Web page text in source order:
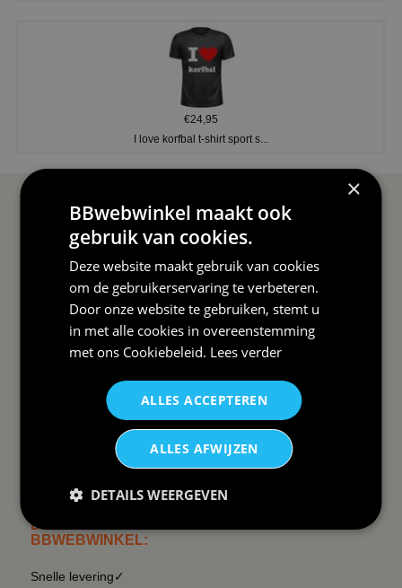
€24,95
I love korfbal t-shirt sport s...
SERVICE EN INFO
Reviews
Veel gestelde vragen
Contact
Order Status
Uitschrijven nieuwsbrief
Wij verzenden Postnl
DAAROM
BBWEBWINKEL:
Snelle levering✓
OVERZICHT
Overzicht thema's
Overzicht rubrieken
Wat vinden klanten van ons
×
BBwebwinkel maakt ook
gebruik van cookies.
Deze website maakt gebruik van cookies
om de gebruikerservaring te verbeteren.
Door onze website te gebruiken, stemt u
in met alle cookies in overeenstemming
met ons Cookiebeleid. Lees verder
ALLES ACCEPTEREN
ALLES AFWIJZEN
DETAILS WEERGEVEN